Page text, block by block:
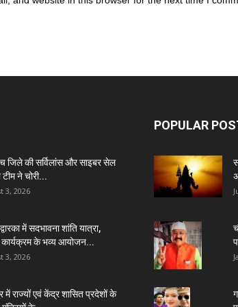
जिले की सर्विलांस और साइबर सेल
ने चोरी...
3, 2026
में सदभावना शांति यात्रा,
के भव्य आयोजन...
3, 2026
में राज्यों एवं केंद्र शासित प्रदेशों के
POPULAR